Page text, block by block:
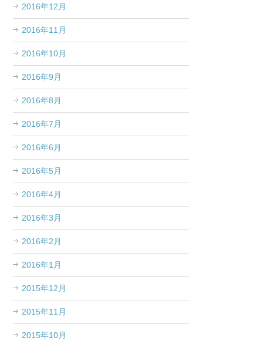
2016年12月
2016年11月
2016年10月
2016年9月
2016年8月
2016年7月
2016年6月
2016年5月
2016年4月
2016年3月
2016年2月
2016年1月
2015年12月
2015年11月
2015年10月